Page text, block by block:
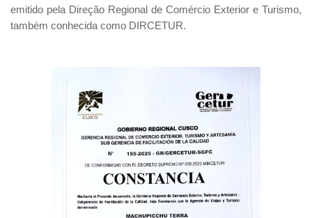
emitido pela Direção Regional de Comércio Exterior e Turismo,
também conhecida como DIRCETUR.